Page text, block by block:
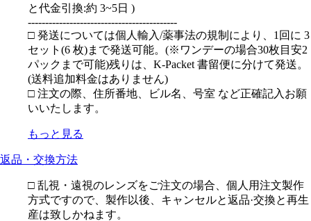
と代金引換:約 3~5日 )
-------------------------------------------
□ 発送については個人輸入/薬事法の規制により、1回に 3
セット(6 枚)まで発送可能。(※ワンデーの場合30枚目安2
パックまで可能)残りは、K-Packet 書留便に分けて発送。
(送料追加料金はありません)
□ 注文の際、住所番地、ビル名、号室 など正確記入お願
いいたします。
もっと見る
返品・交換方法
□ 乱視・遠視のレンズをご注文の場合、個人用注文製作
方式ですので、製作以後、キャンセルと返品·交換と再生
産は致しかねます。